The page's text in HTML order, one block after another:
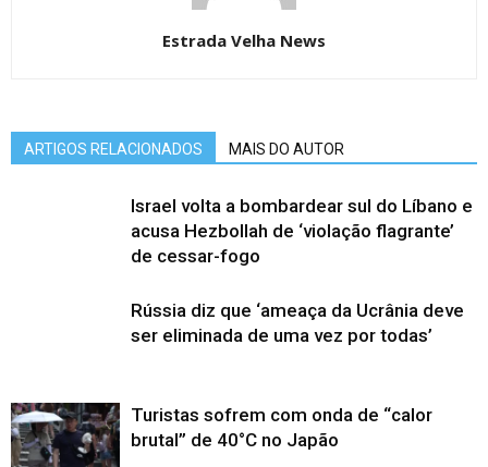
Estrada Velha News
ARTIGOS RELACIONADOS MAIS DO AUTOR
Israel volta a bombardear sul do Líbano e
acusa Hezbollah de ‘violação flagrante’
de cessar-fogo
Rússia diz que ‘ameaça da Ucrânia deve
ser eliminada de uma vez por todas’
Turistas sofrem com onda de “calor
brutal” de 40°C no Japão